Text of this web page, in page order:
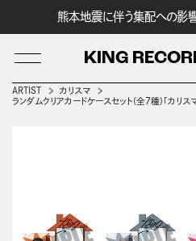
熊本地震に伴う集配への影
KING
ARTIST
カリスマ
ランダムクリアカードケースセット(全7種)「カリス